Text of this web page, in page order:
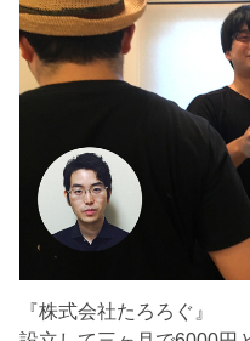
『株式会社たろろぐ』